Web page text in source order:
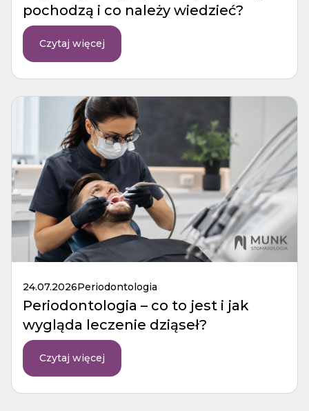
pochodzą i co należy wiedzieć?
Czytaj więcej
24.07.2026Periodontologia
Periodontologia – co to jest i jak
wygląda leczenie dziąseł?
Czytaj więcej